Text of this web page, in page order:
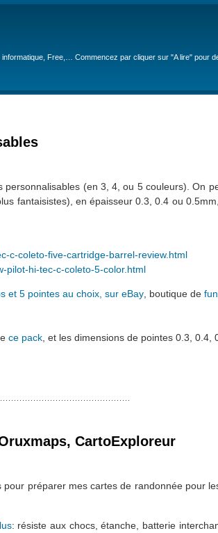
Free,… Commencez par cliquer sur "A lire" pour
(en 3, 4, ou 5 couleurs). On
fantaisistes), en épaisseur 0.3, 0.4 ou
c-coleto-five-cartridge-barrel-review.html
pilot-hi-tec-c-coleto-5-color.html
et 5 pointes au choix, sur eBay, boutique de
ce pack, et les dimensions de pointes 0.3, 0.4,
CartoExploreur
préparer mes cartes de randonnée pour
: résiste aux chocs, étanche, batterie